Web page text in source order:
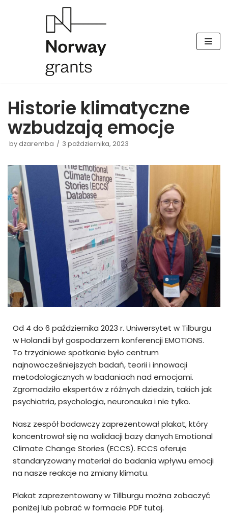
Historie klimatyczne
wzbudzają emocje
by dzaremba 3 października, 2023
Od 4 do 6 października 2023 r. Uniwersytet w Tilburgu
w Holandii był gospodarzem konferencji EMOTIONS.
To trzydniowe spotkanie było centrum
najnowocześniejszych badań, teorii i innowacji
metodologicznych w badaniach nad emocjami.
Zgromadziło ekspertów z różnych dziedzin, takich jak
psychiatria, psychologia, neuronauka i nie tylko.
Nasz zespół badawczy zaprezentował plakat, który
koncentrował się na walidacji bazy danych Emotional
Climate Change Stories (ECCS). ECCS oferuje
standaryzowany materiał do badania wpływu emocji
na nasze reakcje na zmiany klimatu.
Plakat zaprezentowany w Tillburgu można zobaczyć
poniżej lub pobrać w formacie PDF tutaj.